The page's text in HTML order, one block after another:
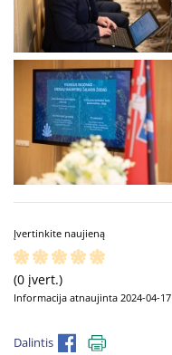
Įvertinkite naujieną
(0 įvert.)
Informacija atnaujinta 2024-04-17
Dalintis